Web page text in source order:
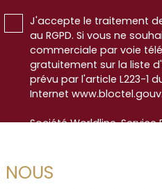
J'accepte le traitement
au RGPD. Si vous ne
commerciale par voie
gratuitement sur la liste
prévu par l'article L223-1
Internet
Société Worldline, Service
veuillez consulter notre
NOUS